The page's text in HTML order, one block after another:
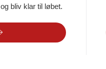
bliv klar til løbet.